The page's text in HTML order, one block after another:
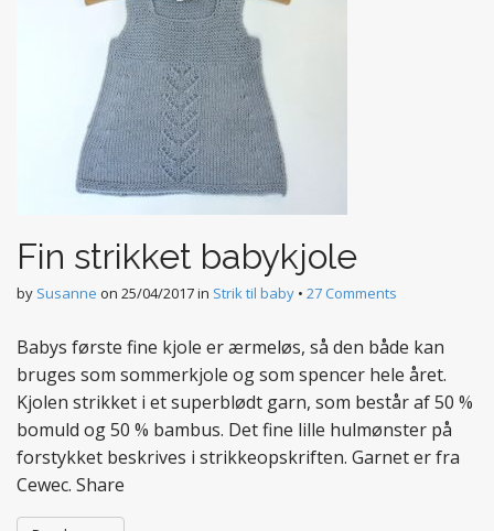
Fin strikket babykjole
by Susanne on 25/04/2017in Strik til baby • 27 Comments
Babys første fine kjole er ærmeløs, så den både kan
bruges som sommerkjole og som spencer hele året.
Kjolen strikket i et superblødt garn, som består af 50 %
bomuld og 50 % bambus. Det fine lille hulmønster på
forstykket beskrives i strikkeopskriften. Garnet er fra
Cewec. Share